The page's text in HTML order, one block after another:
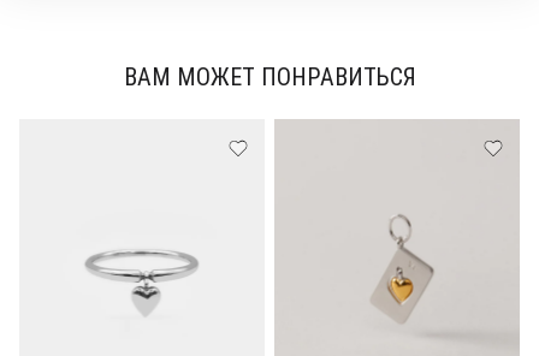
ВАМ МОЖЕТ ПОНРАВИТЬСЯ